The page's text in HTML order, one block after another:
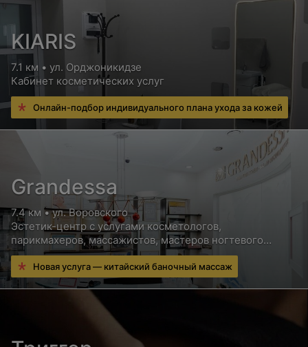
KIARIS
7.1 км • ул. Орджоникидзе
Кабинет косметических услуг
Онлайн-подбор индивидуального плана ухода за кожей
Grandessa
7.4 км • ул. Воровского
Эстетик-центр с услугами косметологов,
парикмахеров, массажистов, мастеров ногтевого
сервиса и других специалистов
Новая услуга — китайский баночный массаж